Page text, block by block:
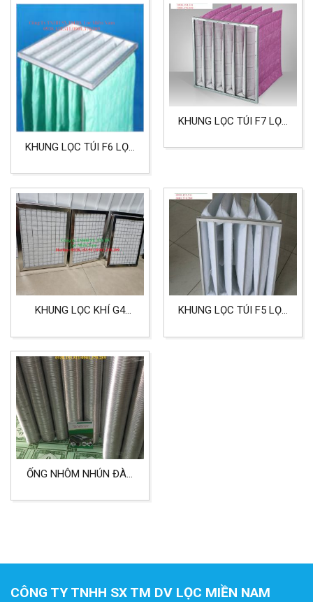
KHUNG LỌC TÚI F6 LỌC
MÁY SẢN XUẤT
KHUNG LỌC TÚI F7 LỌC
TRONG SẢN XUẤT
KHUNG LỌC KHÍ G4
SẠCH, LỌC BỤI CHO
MÁY, PHÒNG SẢN XUẤT
KHUNG LỌC TÚI F5 LỌC
BỆNH VIỆN
ỐNG NHÔM NHÚN ĐÀN
HÚT, MÁY MÀI, DẨN GIÓ
CÔNG TY TNHH SX TM DV LỌC MIỀN NAM